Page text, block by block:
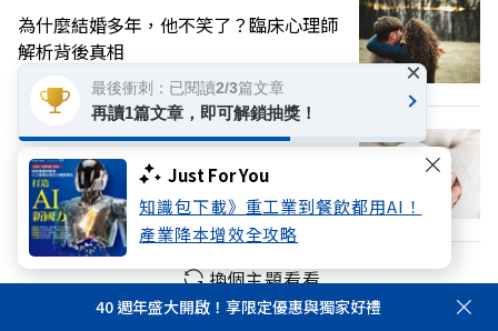
Just For You
知識包下載》重工業到餐飲都用AI！
產業降本增效全攻略
為什麼結婚多年，他不笑了？臨床心理師
解析背後真相
幸福不是成功結果，而是成功起點？ 「正
向心理學」重大發現顛覆從前觀念
換個主題看看
40 週年盛大開啟！享限定優惠與獨家好禮
最後衝刺：已閱讀2/3篇文章
再讀1篇文章，即可解鎖抽獎！
×